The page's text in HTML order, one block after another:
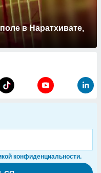
в Наратхивате,
конфиденциальности.